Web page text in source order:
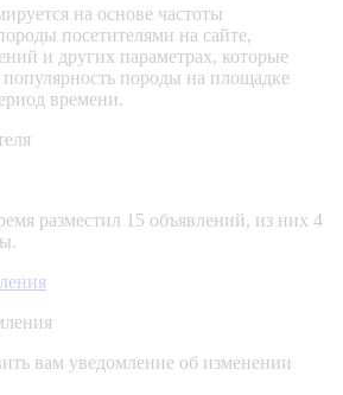
на основе частоты
посетителями на сайте,
и других параметрах, которые
породы на площадке
времени.
разместил 15 объявлений, из них 4
вам уведомление об изменении